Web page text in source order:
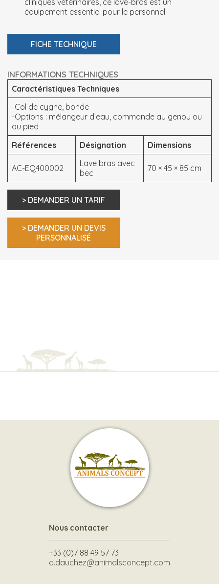
équipement essentiel pour le personnel.
FICHE TECHNIQUE
INFORMATIONS TECHNIQUES
Caractéristiques Techniques
-Col de cygne, bonde
-Options : mélangeur d’eau, commande au genou ou
au pied
Références
Désignation Dimensions
AC-EQ400002
Lave bras avec
bec
70 × 45 × 85 cm
> DEMANDER UN TARIF
> DEMANDER UN DEVIS
PERSONNALISÉ
Nous contacter
+33 (0)7 88 49 57 73
a.dauchez@animalsconcept.com